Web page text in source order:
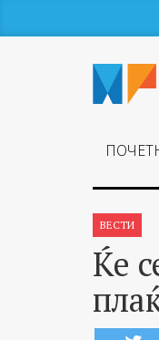
ВЕСТИ
Ќе